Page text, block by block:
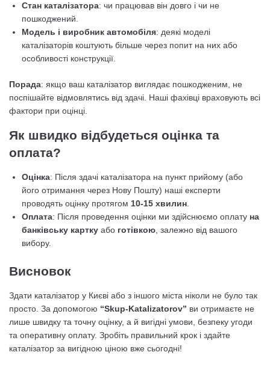
Стан каталізатора: чи працював він довго і чи не
пошкоджений.
Модель і виробник автомобіля: деякі моделі
каталізаторів коштують більше через попит на них або
особливості конструкції.
Порада: якщо ваш каталізатор виглядає пошкодженим, не
поспішайте відмовлятись від здачі. Наші фахівці враховують всі
фактори при оцінці.
Як швидко відбудеться оцінка та
оплата?
Оцінка: Після здачі каталізатора на пункт прийому (або
його отримання через Нову Пошту) наші експерти
проводять оцінку протягом 10-15 хвилин
Оплата: Після проведення оцінки ми здійснюємо оплату на
банківську картку або готівкою , залежно від вашого
вибору.
Висновок
Здати каталізатор у Києві або з іншого міста ніколи не було так
просто. За допомогою “Skup-Katalizatorov” ви отримаєте не
лише швидку та точну оцінку, а й вигідні умови, безпеку угоди
та оперативну оплату. Зробіть правильний крок і здайте
каталізатор за вигідною ціною вже сьогодні!